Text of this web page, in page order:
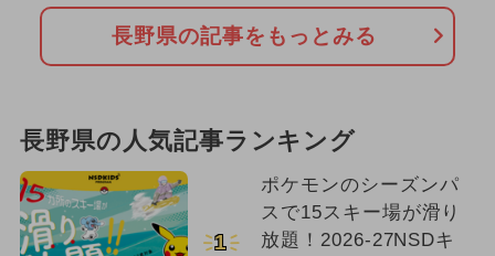
長野県の記事をもっとみる
長野県の人気記事ランキング
1
ポケモンのシーズンパ
スで15スキー場が滑り
放題！2026-27NSDキ